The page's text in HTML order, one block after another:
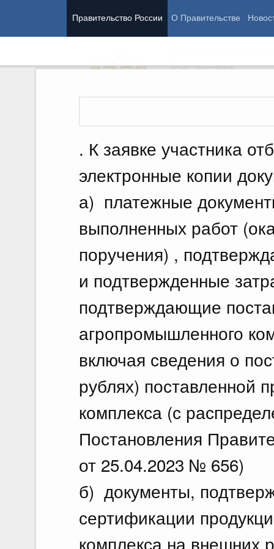
Правительство России О Правительстве
. К заявке участника
электронные копии
а) платежные
выполненных работ
поручения) ,
и подтвержденные
подтверждающие
агропромышленного
включая сведения о
рублях) поставленной
комплекса (с
Постановления
от 25.04.2023 № 656)
б) документы,
сертификации
комплекса на внешних
Вице-премьеры
Здоровье
Культура
Государство
Стратегии Государственные программы
Документы
Вид документа
18 июля,